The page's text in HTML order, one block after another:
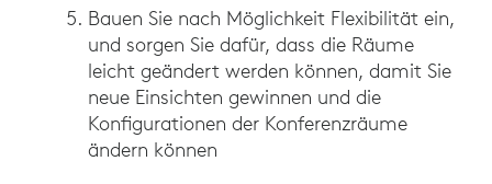
Bauen Sie nach Möglichkeit Flexibilität ein,
und sorgen Sie dafür, dass die Räume
leicht geändert werden können, damit Sie
neue Einsichten gewinnen und die
Konfigurationen der Konferenzräume
ändern können